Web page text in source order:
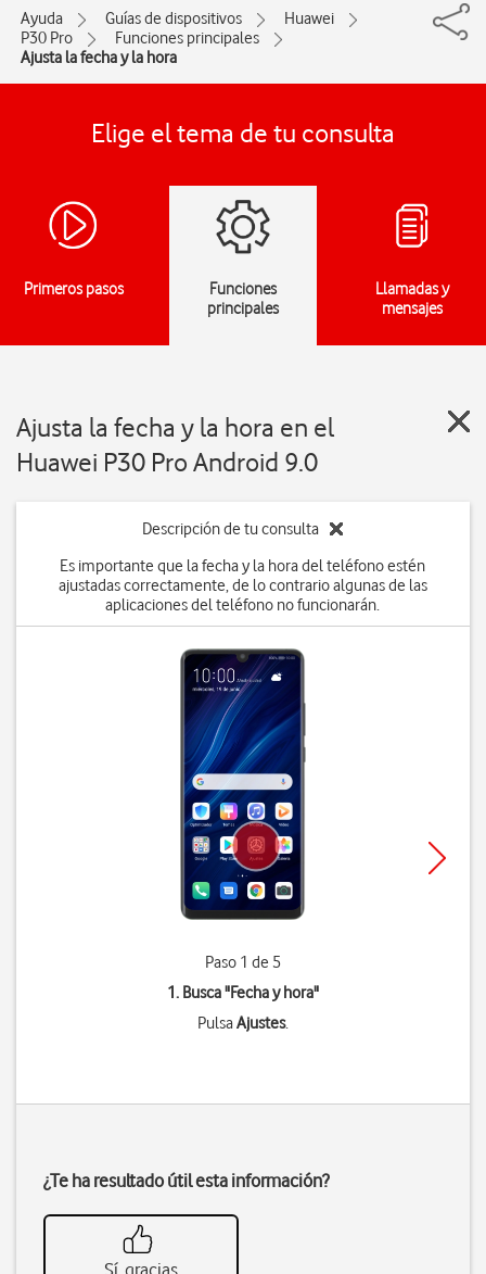
Ayuda Guías de dispositivos
Huawei
P30 Pro
Funciones principales
Ajusta la fecha y la hora
Elige el tema de tu consulta
Primeros pasos
Funciones
principales
Llamadas y
mensajes
Ajusta la fecha y la hora en el
Huawei P30 Pro Android 9.0
Descripción de tu consulta
Es importante que la fecha y la hora del teléfono estén
ajustadas correctamente, de lo contrario algunas de las
aplicaciones del teléfono no funcionarán.
Paso 1 de 5
1. Busca "Fecha y hora"
PulsaAjustes.
¿Te ha resultado útil esta información?
Sí, gracias